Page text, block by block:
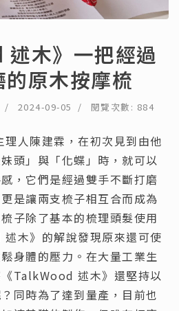
述木》一把經過
原木按摩梳
2024-09-05 閱覽次數: 884
人陳建霖，在初次見到由他
頭」與「化蝶」時，就可以
，它們是經過雙手不斷打磨
是讓兩支梳子相互合而成為
子除了基本的梳理頭髮使用
木》的解說發現原來還可使
身體的壓力。在大量工業生
TalkWood 述木》還堅持以
同時為了達到量產，目前也